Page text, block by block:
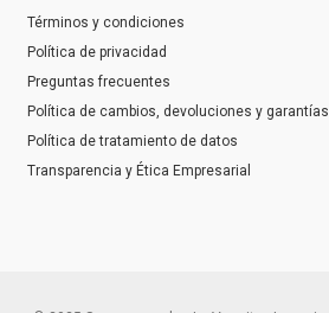
Términos y condiciones
Política de privacidad
Preguntas frecuentes
Política de cambios, devoluciones y garantías
Política de tratamiento de datos
Transparencia y Ética Empresarial